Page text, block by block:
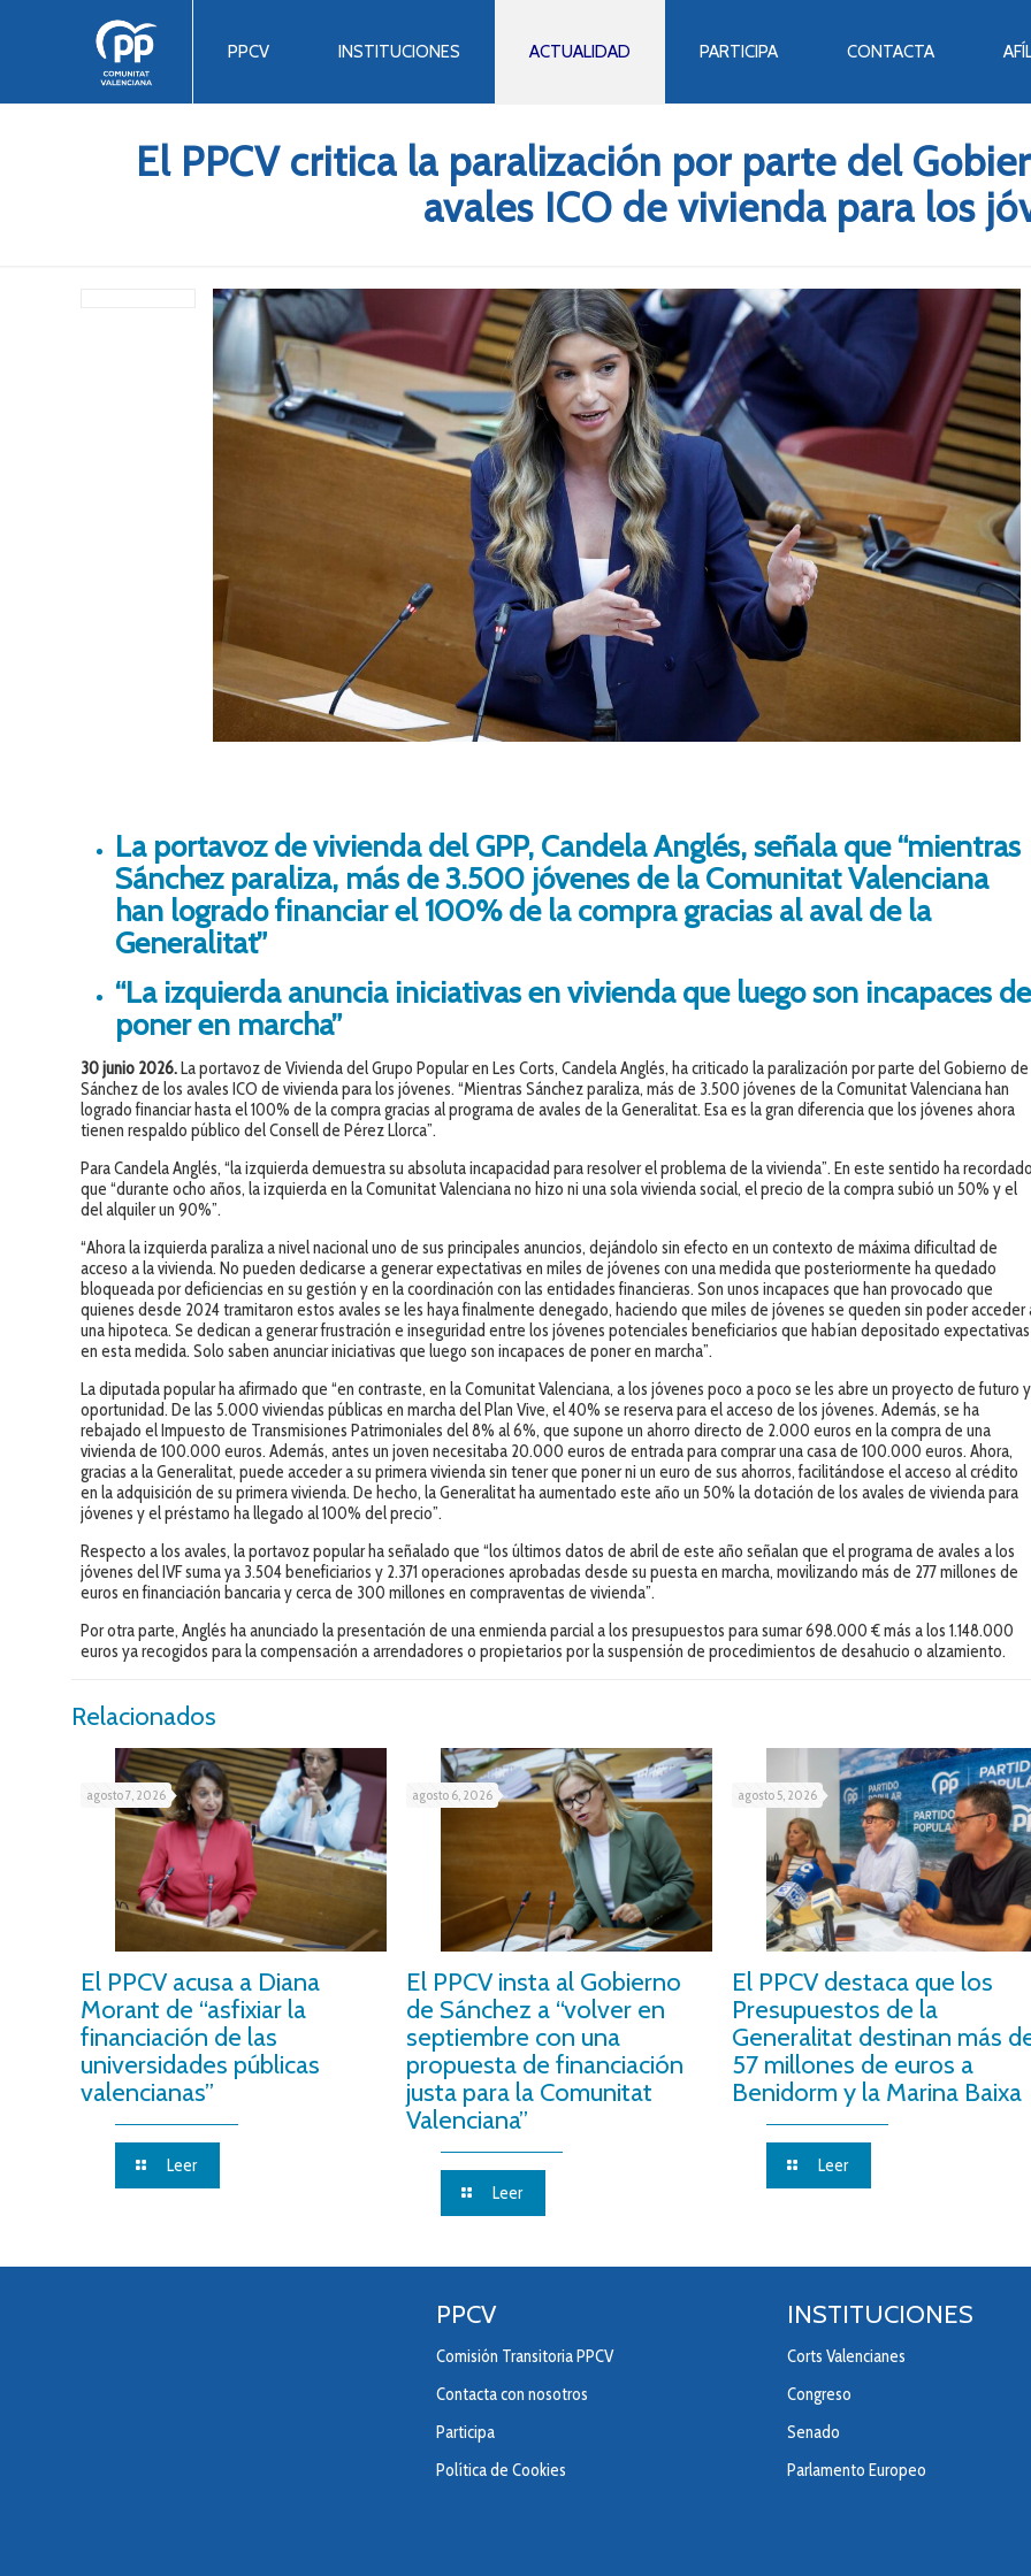
PPCV INSTITUCIONES ACTUALIDAD PARTICIPA CONTACTA
El PPCV critica la paralización por parte del
avales ICO de vivienda para los
La portavoz de vivienda del GPP, Candela Anglés, señala que “mientras
Sánchez paraliza, más de 3.500 jóvenes de la Comunitat Valenciana
han logrado financiar el 100% de la compra gracias al aval de la
Generalitat”
“La izquierda anuncia iniciativas en vivienda que luego son incapaces de
poner en marcha”
30 junio 2026. La portavoz de Vivienda del Grupo Popular en Les Corts, Candela Anglés, ha criticado la paralización por parte del Gobierno de
Sánchez de los avales ICO de vivienda para los jóvenes. “Mientras Sánchez paraliza, más de 3.500 jóvenes de la Comunitat Valenciana han
logrado financiar hasta el 100% de la compra gracias al programa de avales de la Generalitat. Esa es la gran diferencia que los jóvenes ahora
tienen respaldo público del Consell de Pérez Llorca”.
Para Candela Anglés, “la izquierda demuestra su absoluta incapacidad para resolver el problema de la vivienda”. En este sentido ha
que “durante ocho años, la izquierda en la Comunitat Valenciana no hizo ni una sola vivienda social, el precio de la compra subió un 50% y el
del alquiler un 90%”.
“Ahora la izquierda paraliza a nivel nacional uno de sus principales anuncios, dejándolo sin efecto en un contexto de máxima dificultad de
acceso a la vivienda. No pueden dedicarse a generar expectativas en miles de jóvenes con una medida que posteriormente ha quedado
bloqueada por deficiencias en su gestión y en la coordinación con las entidades financieras. Son unos incapaces que han provocado que
quienes desde 2024 tramitaron estos avales se les haya finalmente denegado, haciendo que miles de jóvenes se queden sin poder acceder
una hipoteca. Se dedican a generar frustración e inseguridad entre los jóvenes potenciales beneficiarios que habían depositado expectativas
en esta medida. Solo saben anunciar iniciativas que luego son incapaces de poner en marcha”.
La diputada popular ha afirmado que “en contraste, en la Comunitat Valenciana, a los jóvenes poco a poco se les abre un proyecto de futuro y
oportunidad. De las 5.000 viviendas públicas en marcha del Plan Vive, el 40% se reserva para el acceso de los jóvenes. Además, se ha
rebajado el Impuesto de Transmisiones Patrimoniales del 8% al 6%, que supone un ahorro directo de 2.000 euros en la compra de una
vivienda de 100.000 euros. Además, antes un joven necesitaba 20.000 euros de entrada para comprar una casa de 100.000 euros. Ahora,
gracias a la Generalitat, puede acceder a su primera vivienda sin tener que poner ni un euro de sus ahorros, facilitándose el acceso al crédito
en la adquisición de su primera vivienda. De hecho, la Generalitat ha aumentado este año un 50% la dotación de los avales de vivienda para
jóvenes y el préstamo ha llegado al 100% del precio”.
Respecto a los avales, la portavoz popular ha señalado que “los últimos datos de abril de este año señalan que el programa de avales a los
jóvenes del IVF suma ya 3.504 beneficiarios y 2.371 operaciones aprobadas desde su puesta en marcha, movilizando más de 277 millones de
euros en financiación bancaria y cerca de 300 millones en compraventas de vivienda”.
Por otra parte, Anglés ha anunciado la presentación de una enmienda parcial a los presupuestos para sumar 698.000 € más a los 1.148.000
euros ya recogidos para la compensación a arrendadores o propietarios por la suspensión de procedimientos de desahucio o alzamiento.
Relacionados
agosto 7, 2026
El PPCV acusa a Diana
Morant de “asfixiar la
financiación de las
universidades públicas
valencianas”
Leer
agosto 6, 2026
El PPCV insta al Gobierno
de Sánchez a “volver en
septiembre con una
propuesta de financiación
justa para la Comunitat
Valenciana”
Leer
agosto 5, 2026
El PPCV destaca que los
Presupuestos de la
Generalitat destinan más
57 millones de euros a
Benidorm y la Marina Baixa
Leer
PPCV
Comisión Transitoria PPCV
Contacta con nosotros
Participa
Política de Cookies
INSTITUCIONES
Corts Valencianes
Congreso
Senado
Parlamento Europeo